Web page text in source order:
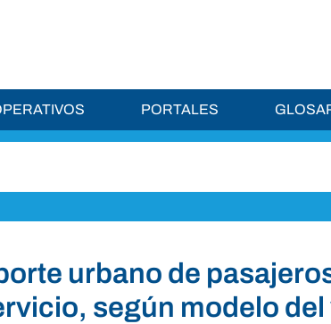
PORTALES
urbano de
según modelo